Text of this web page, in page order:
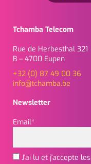
Tchamba Telecom
Rue de Herbesthal 321
B – 4700 Eupen
+32 (0) 87 49 00 36
info@tchamba.be
Newsletter
Email*
J'ai lu et j'accepte les